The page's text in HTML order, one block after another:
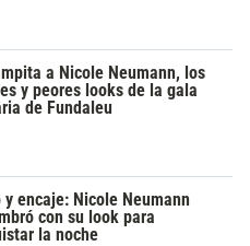
a Nicole Neumann, los
y peores looks de la gala
de Fundaleu
y encaje: Nicole Neumann
con su look para
la noche